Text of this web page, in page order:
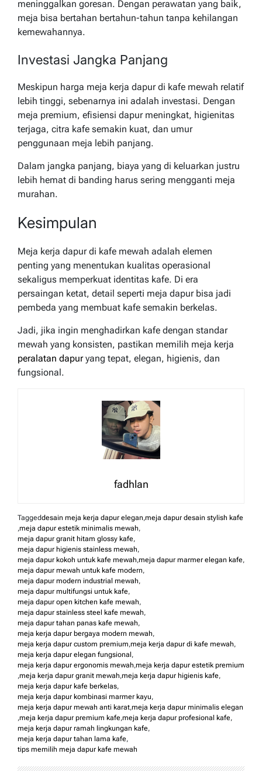
meninggalkan goresan. Dengan perawatan yang baik,
meja bisa bertahan bertahun-tahun tanpa kehilangan
kemewahannya.
Investasi Jangka Panjang
Meskipun harga meja kerja dapur di kafe mewah relatif
lebih tinggi, sebenarnya ini adalah investasi. Dengan
meja premium, efisiensi dapur meningkat, higienitas
terjaga, citra kafe semakin kuat, dan umur
penggunaan meja lebih panjang.
Dalam jangka panjang, biaya yang di keluarkan justru
lebih hemat di banding harus sering mengganti meja
murahan.
Kesimpulan
Meja kerja dapur di kafe mewah adalah elemen
penting yang menentukan kualitas operasional
sekaligus memperkuat identitas kafe. Di era
persaingan ketat, detail seperti meja dapur bisa jadi
pembeda yang membuat kafe semakin berkelas.
Jadi, jika ingin menghadirkan kafe dengan standar
mewah yang konsisten, pastikan memilih meja kerja
peralatan dapuryang tepat, elegan, higienis, dan
fungsional.
fadhlan
Taggeddesain meja kerja dapur elegan,meja dapur desain stylish kafe
,meja dapur estetik minimalis mewah,
meja dapur granit hitam glossy kafe,
meja dapur higienis stainless mewah,
meja dapur kokoh untuk kafe mewah,meja dapur marmer elegan kafe,
meja dapur mewah untuk kafe modern,
meja dapur modern industrial mewah,
meja dapur multifungsi untuk kafe,
meja dapur open kitchen kafe mewah,
meja dapur stainless steel kafe mewah,
meja dapur tahan panas kafe mewah,
meja kerja dapur bergaya modern mewah,
meja kerja dapur custom premium,meja kerja dapur di kafe mewah,
meja kerja dapur elegan fungsional ,
meja kerja dapur ergonomis mewah,meja kerja dapur estetik premium
,meja kerja dapur granit mewah,meja kerja dapur higienis kafe,
meja kerja dapur kafe berkelas,
meja kerja dapur kombinasi marmer kayu,
meja kerja dapur mewah anti karat,meja kerja dapur minimalis elegan
,meja kerja dapur premium kafe,meja kerja dapur profesional kafe,
meja kerja dapur ramah lingkungan kafe,
meja kerja dapur tahan lama kafe,
tips memilih meja dapur kafe mewah